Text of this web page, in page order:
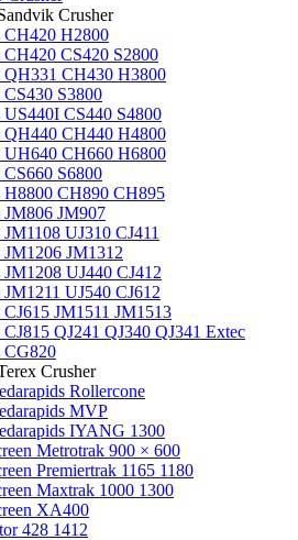
Crusher
CH420 H2800
CH420 CS420 S2800
QH331 CH430 H3800
CS430 S3800
US440I CS440 S4800
QH440 CH440 H4800
UH640 CH660 H6800
CS660 S6800
H8800 CH890 CH895
JM806 JM907
UJ310 CJ411
JM1206 JM1312
JM1208 UJ440 CJ412
UJ540 CJ612
CJ615 JM1511 JM1513
CJ815 QJ241 QJ340 QJ341 Extec
CG820
Crusher
Rollercone
MVP
IYANG 1300
Metrotrak 900 × 600
Premiertrak 1165 1180
Maxtrak 1000 1300
XA400
428 1412